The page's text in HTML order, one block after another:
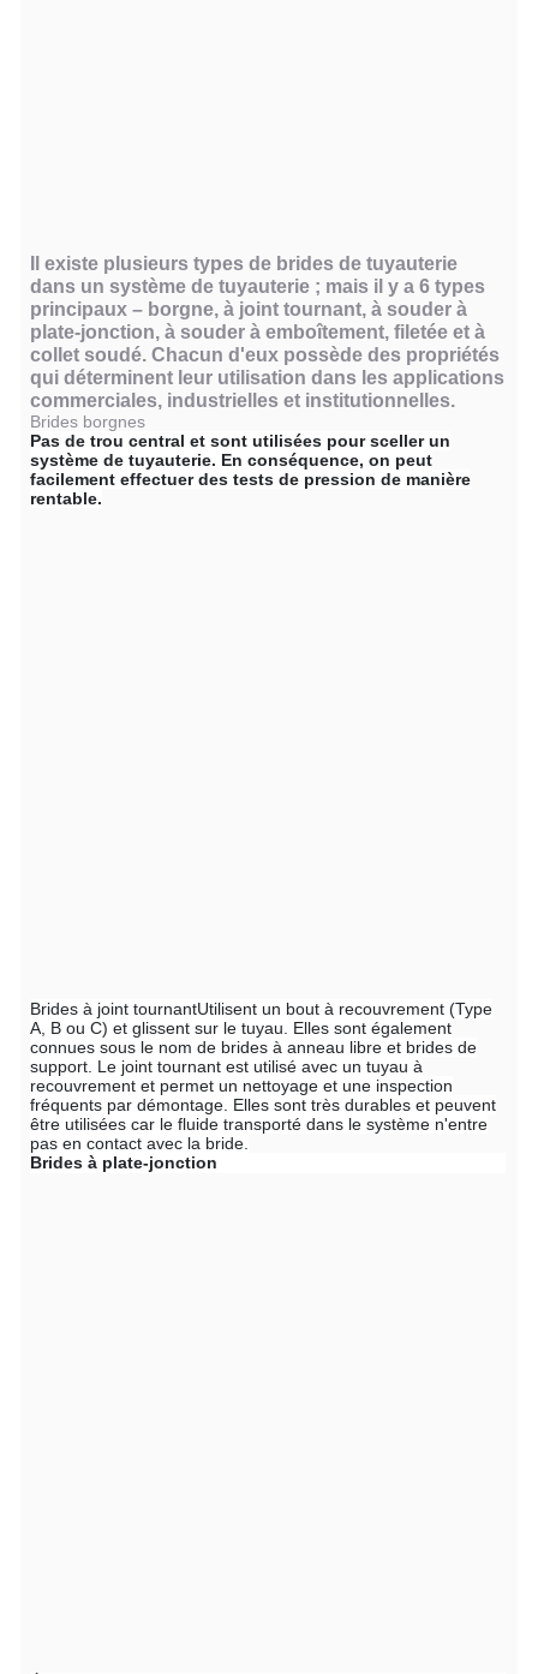
Il existe plusieurs types de brides de tuyauterie
dans un système de tuyauterie ; mais il y a 6 types
principaux – borgne, à joint tournant, à souder à
plate-jonction, à souder à emboîtement, filetée et à
collet soudé. Chacun d'eux possède des propriétés
qui déterminent leur utilisation dans les applications
commerciales, industrielles et institutionnelles.
Brides borgnes
Pas de trou central et sont utilisées pour sceller un
système de tuyauterie. En conséquence, on peut
facilement effectuer des tests de pression de manière
rentable.
Brides à joint tournantUtilisent un bout à recouvrement (Type
A, B ou C) et glissent sur le tuyau. Elles sont également
connues sous le nom de brides à anneau libre et brides de
support. Le joint tournant est utilisé avec un tuyau à
recouvrement et permet un nettoyage et une inspection
fréquents par démontage. Elles sont très durables et peuvent
être utilisées car le fluide transporté dans le système n'entre
pas en contact avec la bride.
Brides à plate-jonction